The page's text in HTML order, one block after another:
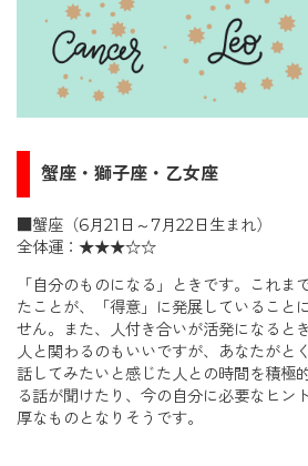
蟹座・獅子座・乙女座
■蟹座（6月21日～7月22日生まれ）
全体運：★★★☆☆
「自分のものになる」ときです。これま
たことが、「得意」に発展していること
せん。また、人付き合いが活発になると
人と関わるのもいいですが、あなたがと
話してみたいと感じた人との時間を積
る話が聞けたり、今の自分に必要なヒン
厚なものとなりそうです。